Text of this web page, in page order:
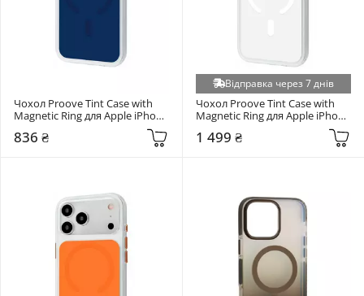
Чохол Proove Tint Case with
Magnetic Ring для Apple iPhone
(PCTCIP17P062)
836 ₴
Відправка через 7 днів
Чохол Proove Tint Case with
Magnetic Ring для Apple iPhone
17 Pro White (PCTCIP17P014)
1 499 ₴